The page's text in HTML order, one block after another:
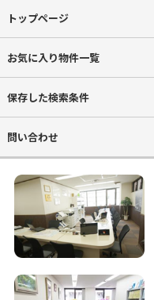
トップページ
お気に入り物件一覧
保存した検索条件
問い合わせ